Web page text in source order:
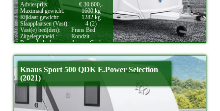
Adviesprijs:
€ 30.600,-
Maximaal gewicht:
1600 kg
Rijklaar gewicht:
1282 kg
Slaapplaatsen (Vast):
4 (2)
Vast(e) bed(den):
Frans Bed.
Zitgelegenheid.:
Rondzit.
Bijzonderheden:
Airco., Gasloos.
Knaus Sport 500 QDK E.Power Selection
(2021)